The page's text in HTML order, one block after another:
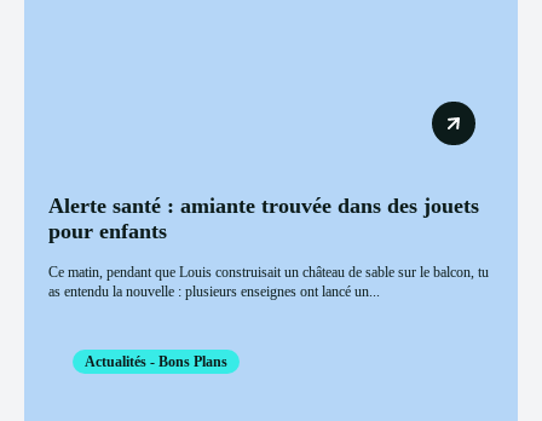
Alerte santé : amiante trouvée dans des jouets
pour enfants
Ce matin, pendant que Louis construisait un château de sable sur le balcon, tu
as entendu la nouvelle : plusieurs enseignes ont lancé un...
Actualités - Bons Plans